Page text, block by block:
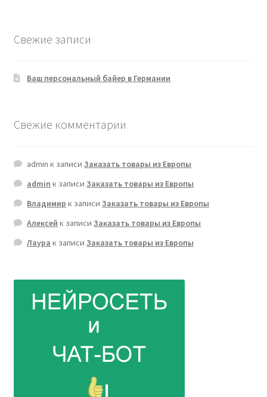
Свежие записи
Ваш персональный байер в Германии
Свежие комментарии
admin к записиЗаказать товары из Европы
admin к записиЗаказать товары из Европы
Владимир к записиЗаказать товары из Европы
Алексей к записиЗаказать товары из Европы
Лаура к записиЗаказать товары из Европы